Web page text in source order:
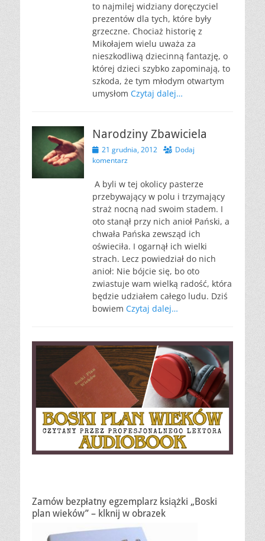
to najmilej widziany doręczyciel
prezentów dla tych, które były
grzeczne. Chociaż historię z
Mikołajem wielu uważa za
nieszkodliwą dziecinną fantazję, o
której dzieci szybko zapominają, to
szkoda, że tym młodym otwartym
umysłom Czytaj dalej…
Narodziny Zbawiciela
Opublikowano
21 grudnia, 2012
Dodaj
komentarz
A byli w tej okolicy pasterze
przebywający w polu i trzymający
straż nocną nad swoim stadem. I
oto stanął przy nich anioł Pański, a
chwała Pańska zewsząd ich
oświeciła. I ogarnął ich wielki
strach. Lecz powiedział do nich
anioł: Nie bójcie się, bo oto
zwiastuje wam wielką radość, która
będzie udziałem całego ludu. Dziś
bowiem Czytaj dalej…
Zamów bezpłatny egzemplarz książki „Boski
plan wieków” – klknij w obrazek